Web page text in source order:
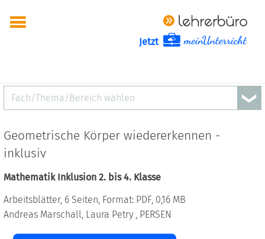
Jetzt
Fach/Thema/Bereich wählen
Geometrische Körper wiedererkennen -
inklusiv
Mathematik Inklusion 2. bis 4. Klasse
Arbeitsblätter, 6 Seiten, Format: PDF, 0,16 MB
Andreas Marschall, Laura Petry , PERSEN